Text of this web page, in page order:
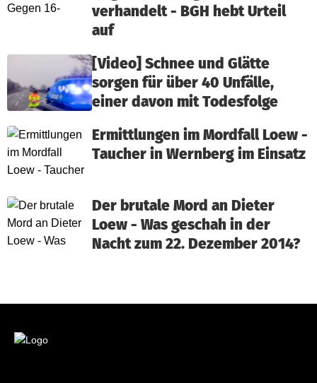
verhandelt - BGH hebt Urteil
auf
[Video] Schnee und Glätte
sorgen für über 40 Unfälle,
einer davon mit Todesfolge
Ermittlungen im Mordfall Loew -
Taucher in Wernberg im Einsatz
Der brutale Mord an Dieter
Loew - Was geschah in der
Nacht zum 22. Dezember 2014?